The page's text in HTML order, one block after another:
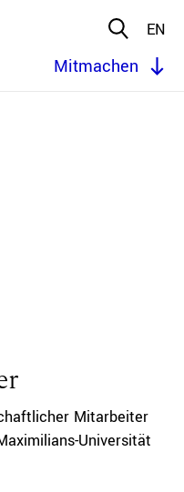
EN
Mitmachen
Mitarbeiter
Universität